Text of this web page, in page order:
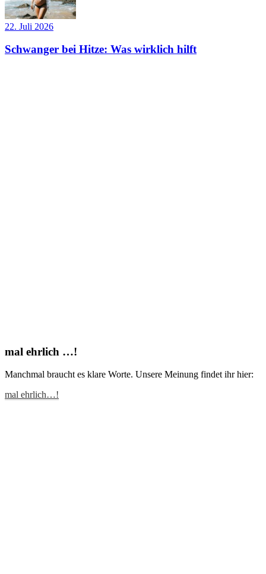
22. Juli 2026
Schwanger bei Hitze: Was wirklich hilft
mal ehrlich …!
Manchmal braucht es klare Worte. Unsere Meinung findet ihr hier:
mal ehrlich…!